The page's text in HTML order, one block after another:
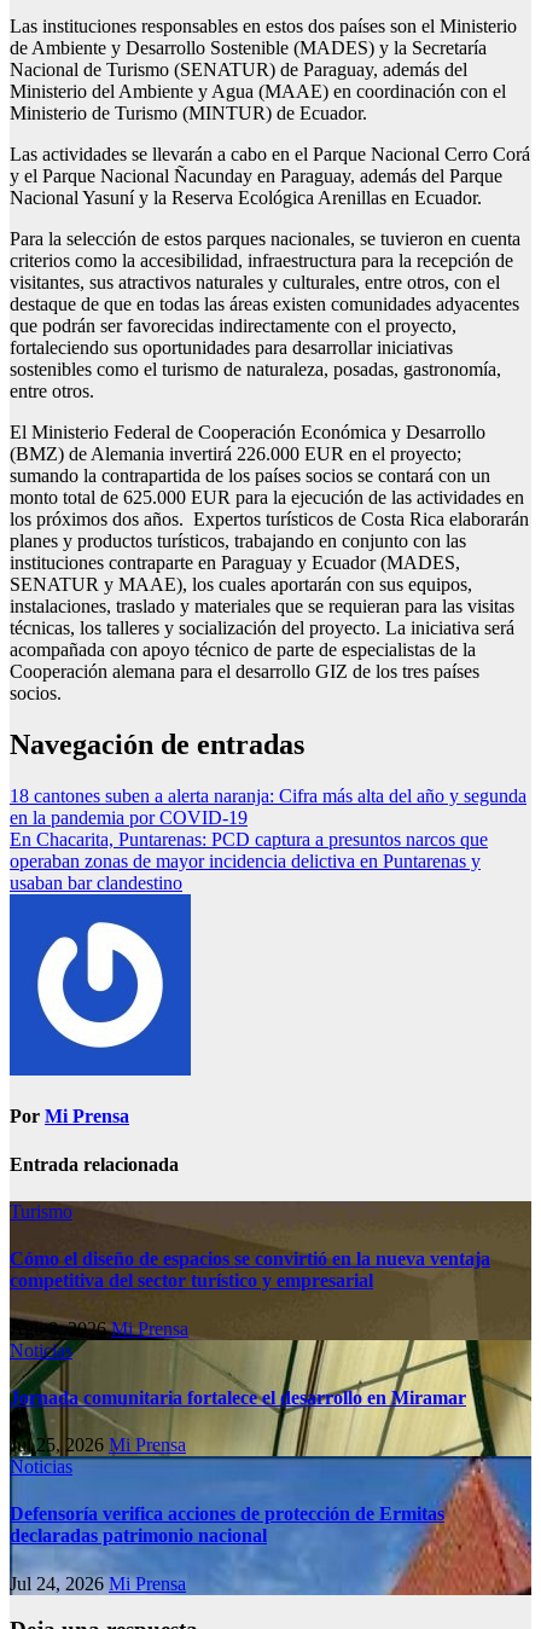
Las instituciones responsables en estos dos países son el Ministerio
de Ambiente y Desarrollo Sostenible (MADES) y la Secretaría
Nacional de Turismo (SENATUR) de Paraguay, además del
Ministerio del Ambiente y Agua (MAAE) en coordinación con el
Ministerio de Turismo (MINTUR) de Ecuador.
Las actividades se llevarán a cabo en el Parque Nacional Cerro Corá
y el Parque Nacional Ñacunday en Paraguay, además del Parque
Nacional Yasuní y la Reserva Ecológica Arenillas en Ecuador.
Para la selección de estos parques nacionales, se tuvieron en cuenta
criterios como la accesibilidad, infraestructura para la recepción de
visitantes, sus atractivos naturales y culturales, entre otros, con el
destaque de que en todas las áreas existen comunidades adyacentes
que podrán ser favorecidas indirectamente con el proyecto,
fortaleciendo sus oportunidades para desarrollar iniciativas
sostenibles como el turismo de naturaleza, posadas, gastronomía,
entre otros.
El Ministerio Federal de Cooperación Económica y Desarrollo
(BMZ) de Alemania invertirá 226.000 EUR en el proyecto;
sumando la contrapartida de los países socios se contará con un
monto total de 625.000 EUR para la ejecución de las actividades en
los próximos dos años. Expertos turísticos de Costa Rica elaborarán
planes y productos turísticos, trabajando en conjunto con las
instituciones contraparte en Paraguay y Ecuador (MADES,
SENATUR y MAAE), los cuales aportarán con sus equipos,
instalaciones, traslado y materiales que se requieran para las visitas
técnicas, los talleres y socialización del proyecto. La iniciativa será
acompañada con apoyo técnico de parte de especialistas de la
Cooperación alemana para el desarrollo GIZ de los tres países
socios.
Navegación de entradas
18 cantones suben a alerta naranja: Cifra más alta del año y segunda
en la pandemia por COVID-19
En Chacarita, Puntarenas: PCD captura a presuntos narcos que
operaban zonas de mayor incidencia delictiva en Puntarenas y
usaban bar clandestino
Por Mi Prensa
Entrada relacionada
Turismo
Cómo el diseño de espacios se convirtió en la nueva ventaja
competitiva del sector turístico y empresarial
Ago 8, 2026Mi Prensa
Noticias
Jornada comunitaria fortalece el desarrollo en Miramar
Jul 25, 2026 Mi Prensa
Noticias
Defensoría verifica acciones de protección de Ermitas
declaradas patrimonio nacional
Jul 24, 2026Mi Prensa